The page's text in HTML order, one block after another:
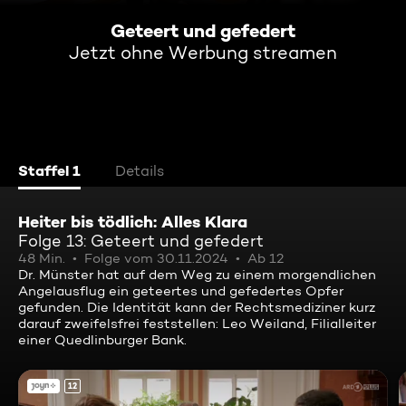
Geteert und gefedert
Jetzt ohne Werbung streamen
Staffel 1 Details
Heiter bis tödlich: Alles Klara
Folge 13: Geteert und gefedert
48 Min. Folge vom 30.11.2024
Ab 12
Dr. Münster hat auf dem Weg zu einem morgendlichen
Angelausflug ein geteertes und gefedertes Opfer
gefunden. Die Identität kann der Rechtsmediziner kurz
darauf zweifelsfrei feststellen: Leo Weiland, Filialleiter
einer Quedlinburger Bank.
12